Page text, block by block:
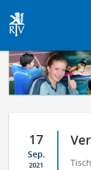
17
Sep.
2021